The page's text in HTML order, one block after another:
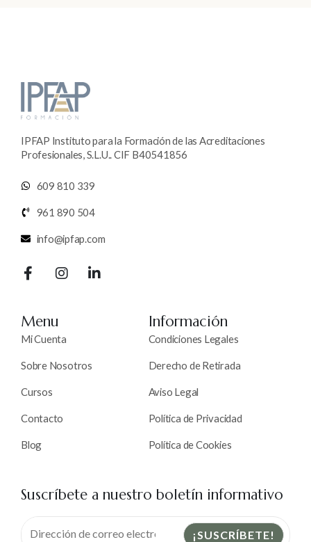
IPFAP Instituto para la Formación de las Acreditaciones
Profesionales, S.L.U.. CIF B40541856
609 810 339
961 890 504
info@ipfap.com
Menu
Mi Cuenta
Sobre Nosotros
Cursos
Contacto
Blog
Información
Condiciones Legales
Derecho de Retirada
Aviso Legal
Política de Privacidad
Política de Cookies
Suscríbete a nuestro boletín informativo